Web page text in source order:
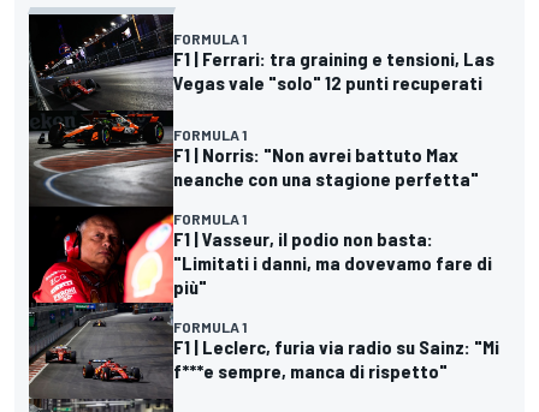
FORMULA 1
F1 | Ferrari: tra graining e tensioni, Las
Vegas vale "solo" 12 punti recuperati
FORMULA 1
F1 | Norris: "Non avrei battuto Max
neanche con una stagione perfetta"
FORMULA 1
F1 | Vasseur, il podio non basta:
"Limitati i danni, ma dovevamo fare di
più"
FORMULA 1
F1 | Leclerc, furia via radio su Sainz: "Mi
f***e sempre, manca di rispetto"